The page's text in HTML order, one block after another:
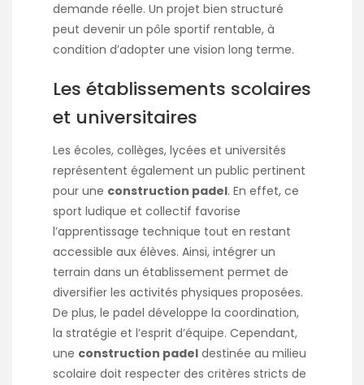
demande réelle. Un projet bien structuré
peut devenir un pôle sportif rentable, à
condition d’adopter une vision long terme.
Les établissements scolaires
et universitaires
Les écoles, collèges, lycées et universités
représentent également un public pertinent
pour une construction padel. En effet, ce
sport ludique et collectif favorise
l’apprentissage technique tout en restant
accessible aux élèves. Ainsi, intégrer un
terrain dans un établissement permet de
diversifier les activités physiques proposées.
De plus, le padel développe la coordination,
la stratégie et l’esprit d’équipe. Cependant,
une construction padel destinée au milieu
scolaire doit respecter des critères stricts de